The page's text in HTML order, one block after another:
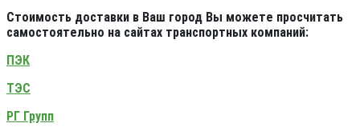
Стоимость доставки в Ваш город Вы можете просчитать
самостоятельно на сайтах транспортных компаний:
ПЭК
ТЭС
РГ Групп